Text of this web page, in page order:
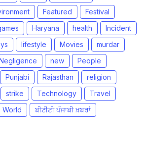
Featured
Festival
Haryana health
Incident
lifestyle Movies
murdar
new
People
Punjabi Rajasthan
religion
strike Technology
Travel
World ਬੀਟੀਟੀ ਪੰਜਾਬੀ ਖ਼ਬਰਾਂ